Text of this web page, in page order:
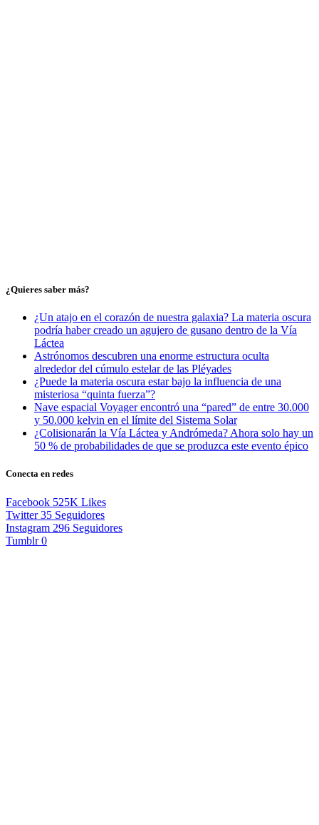
¿Quieres saber más?
¿Un atajo en el corazón de nuestra galaxia? La materia oscura
podría haber creado un agujero de gusano dentro de la Vía
Láctea
Astrónomos descubren una enorme estructura oculta
alrededor del cúmulo estelar de las Pléyades
¿Puede la materia oscura estar bajo la influencia de una
misteriosa “quinta fuerza”?
Nave espacial Voyager encontró una “pared” de entre 30.000
y 50.000 kelvin en el límite del Sistema Solar
¿Colisionarán la Vía Láctea y Andrómeda? Ahora solo hay un
50 % de probabilidades de que se produzca este evento épico
Conecta en redes
Facebook 525K Likes
Twitter 35 Seguidores
Instagram 296 Seguidores
Tumblr 0